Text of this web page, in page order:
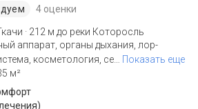
4 оценки
· 212 м до реки Которосль
аппарат, органы дыхания, лор-
косметология, се… Показать еще
м²